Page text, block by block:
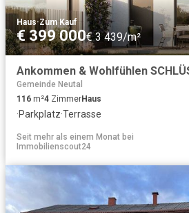
Haus·Zum Kauf
€ 399 000€ 3 439/m²
Gemeinde Neutal
116 m²4 ZimmerHaus
·Parkplatz·Terrasse
Seit mehr als einem Monat bei
Immobilienscout24